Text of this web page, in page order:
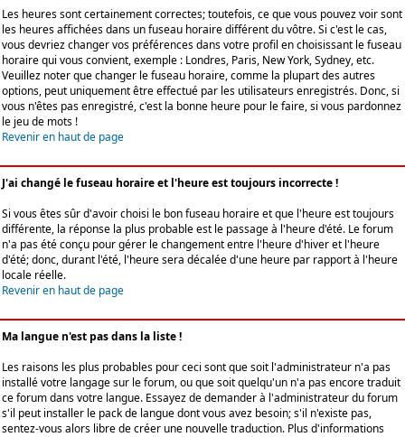
Les heures sont certainement correctes; toutefois, ce que vous pouvez voir sont
les heures affichées dans un fuseau horaire différent du vôtre. Si c'est le cas,
vous devriez changer vos préférences dans votre profil en choisissant le fuseau
horaire qui vous convient, exemple : Londres, Paris, New York, Sydney, etc.
Veuillez noter que changer le fuseau horaire, comme la plupart des autres
options, peut uniquement être effectué par les utilisateurs enregistrés. Donc, si
vous n'êtes pas enregistré, c'est la bonne heure pour le faire, si vous pardonnez
le jeu de mots !
Revenir en haut de page
J'ai changé le fuseau horaire et l'heure est toujours incorrecte !
Si vous êtes sûr d'avoir choisi le bon fuseau horaire et que l'heure est toujours
différente, la réponse la plus probable est le passage à l'heure d'été. Le forum
n'a pas été conçu pour gérer le changement entre l'heure d'hiver et l'heure
d'été; donc, durant l'été, l'heure sera décalée d'une heure par rapport à l'heure
locale réelle.
Revenir en haut de page
Ma langue n'est pas dans la liste !
Les raisons les plus probables pour ceci sont que soit l'administrateur n'a pas
installé votre langage sur le forum, ou que soit quelqu'un n'a pas encore traduit
ce forum dans votre langue. Essayez de demander à l'administrateur du forum
s'il peut installer le pack de langue dont vous avez besoin; s'il n'existe pas,
sentez-vous alors libre de créer une nouvelle traduction. Plus d'informations